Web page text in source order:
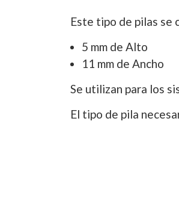
Este tipo de pilas se
5 mm de Alto
11 mm de Ancho
Se utilizan para los
El tipo de pila